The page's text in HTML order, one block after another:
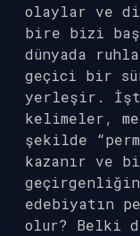
olaylar ve
bire bizi
dünyada
geçici bir
yerleşir. İşte
kelimeler,
şekilde
kazanır ve
edebiyatın
olur? Belki